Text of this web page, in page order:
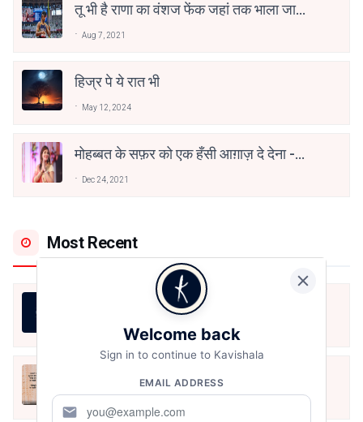
तू भी है राणा का वंशज फेंक जहां तक भाला जाए:
Aug 7, 2021
हिज्र पे ये रात भी
May 12, 2024
मोहब्बत के सफ़र को एक हँसी आग़ाज़ दे देना -
Dec 24, 2021
Most Recent
Aug 10, 2026
न धरती बचेगी न अम्बर बचेगा
Welcome back
Sign in to continue to Kavishala
EMAIL ADDRESS
mail